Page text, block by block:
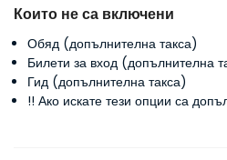
Които не са включени
Обяд (допълнителна такса)
Билети за вход (допълнителна
Гид (допълнителна такса)
!! Ако искате тези опции са